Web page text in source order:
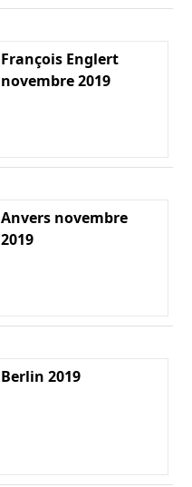
François Englert
novembre 2019
Anvers novembre
2019
Berlin 2019